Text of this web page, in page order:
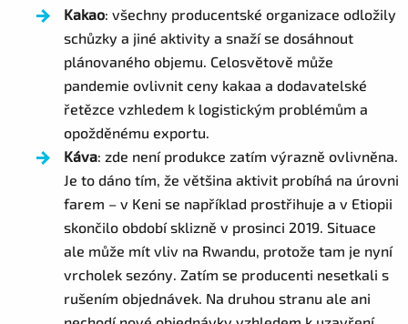
Kakao: všechny producentské organizace odložily
schůzky a jiné aktivity a snaží se dosáhnout
plánovaného objemu. Celosvětově může
pandemie ovlivnit ceny kakaa a dodavatelské
řetězce vzhledem k logistickým problémům a
opožděnému exportu.
Káva: zde není produkce zatím výrazně ovlivněna.
Je to dáno tím, že většina aktivit probíhá na úrovni
farem – v Keni se například prostřihuje a v Etiopii
skončilo období sklizně v prosinci 2019. Situace
ale může mít vliv na Rwandu, protože tam je nyní
vrcholek sezóny. Zatím se producenti nesetkali s
rušením objednávek. Na druhou stranu ale ani